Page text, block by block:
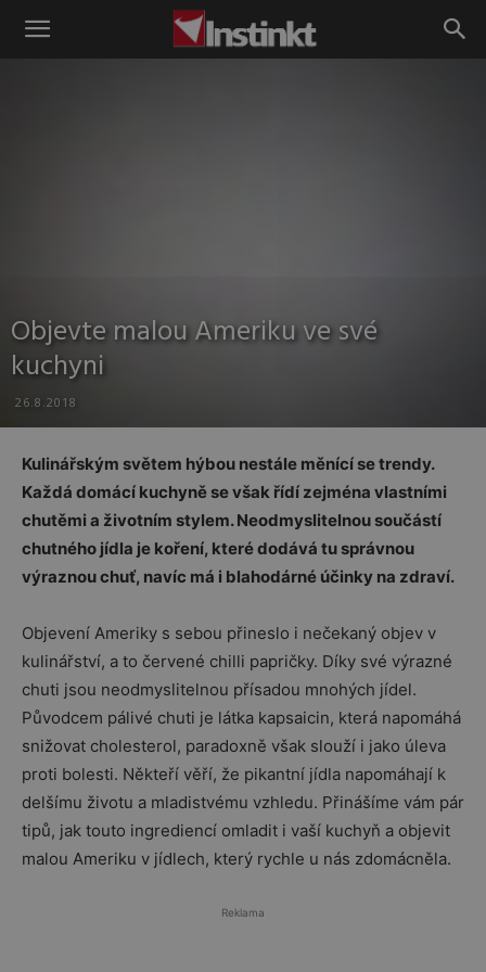
Instinkt
Objevte malou Ameriku ve své
kuchyni
26.8.2018
Kulinářským světem hýbou nestále měnící se trendy.
Každá domácí kuchyně se však řídí zejména vlastními
chutěmi a životním stylem. Neodmyslitelnou součástí
chutného jídla je koření, které dodává tu správnou
výraznou chuť, navíc má i blahodárné účinky na zdraví.
Objevení Ameriky s sebou přineslo i nečekaný objev v
kulinářství, a to červené chilli papričky. Díky své výrazné
chuti jsou neodmyslitelnou přísadou mnohých jídel.
Původcem pálivé chuti je látka kapsaicin, která napomáhá
snižovat cholesterol, paradoxně však slouží i jako úleva
proti bolesti. Někteří věří, že pikantní jídla napomáhají k
delšímu životu a mladistvému vzhledu. Přinášíme vám pár
tipů, jak touto ingrediencí omladit i vaší kuchyň a objevit
malou Ameriku v jídlech, který rychle u nás zdomácněla.
Reklama